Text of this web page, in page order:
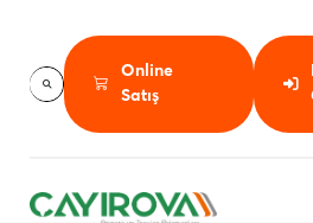
Online
Satış